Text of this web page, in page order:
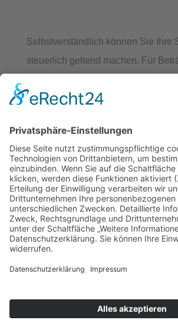
Selbstverständlich können Sie Ihre
steuerlich geltend machen. Für
Bescheinigung. Die Vorlage des
reicht aus, um die Spende
zu machen.
Herzwerk · Kölner Landstraße
Düsseldorf · 0211 2299-1106 ·
duesseldorf.de